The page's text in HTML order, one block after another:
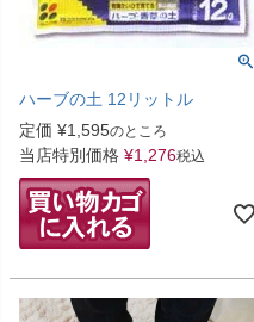
ハーブの土 12リットル
定価 ¥1,595のところ
当店特別価格 ¥1,276税込